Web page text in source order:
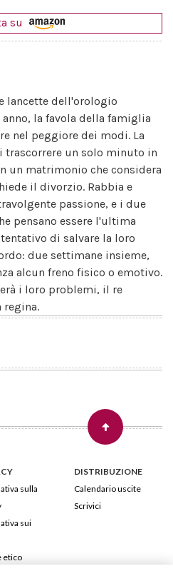
su
lancette dell'orologio
la favola della famiglia
nel peggiore dei modi. La
trascorrere un solo minuto in
un matrimonio che considera
il divorzio. Rabbia e
passione, e i due
pensano essere l'ultima
di salvare la loro
due settimane insieme,
alcun freno fisico o emotivo.
i loro problemi, il re
regina.
sulla
sui
etico
DISTRIBUZIONE
Calendario uscite
Scrivici